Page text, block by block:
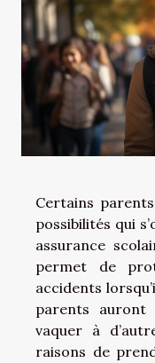
Certains parents
possibilités qui
assurance
permet de
accidents
parents auront
vaquer à
raisons de